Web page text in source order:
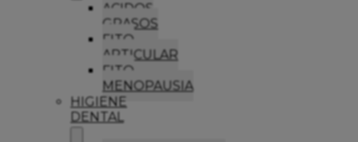
ACIDOS
GRASOS
FITO
ARTICULAR
FITO
MENOPAUSIA
HIGIENE
DENTAL